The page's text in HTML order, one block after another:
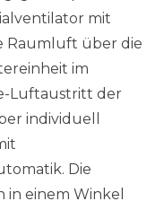
mit
Raumluft über die
im
Luftaustritt der
individuell
Die
einem Winkel